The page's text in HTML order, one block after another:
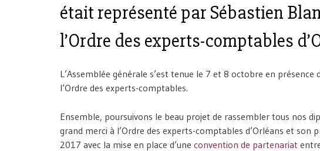
était représenté par Sébastien
l’Ordre des experts-comptables
L’Assemblée générale s’est tenue le 7 et 8 octobre en
l’Ordre des experts-comptables.
Ensemble, poursuivons le beau projet de rassembler tous nos
grand merci à l’Ordre des experts-comptables d’Orléans et son
2017 avec la mise en place d’une convention de partenariat